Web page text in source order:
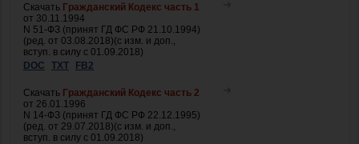
Скачать Гражданский Кодекс часть 1
от 30.11.1994
N 51-ФЗ (принят ГД ФС РФ 21.10.1994)
(ред. от 03.08.2018)(с изм. и доп.,
вступ. в силу с 01.09.2018)
DOC
TXT FB2
Скачать Гражданский Кодекс часть 2
от 26.01.1996
N 14-ФЗ (принят ГД ФС РФ 22.12.1995)
(ред. от 29.07.2018)(с изм. и доп.,
вступ. в силу с 01.09.2018)